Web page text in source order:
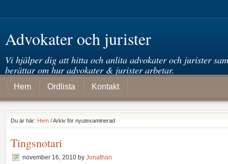
Advokater och jurister
Vi hjälper dig att hitta och anlita advokater och jurister
berättar om hur advokater & jurister arbetar.
Hem Ordlista Kontakt
Du är här: Hem / Arkiv för nyutexaminerad
Tingsnotari
november 16, 2010 by Jonathan